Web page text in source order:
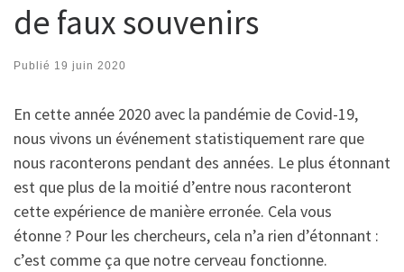
de faux souvenirs
Publié 19 juin 2020
En cette année 2020 avec la pandémie de Covid-19,
nous vivons un événement statistiquement rare que
nous raconterons pendant des années. Le plus étonnant
est que plus de la moitié d’entre nous raconteront
cette expérience de manière erronée. Cela vous
étonne ? Pour les chercheurs, cela n’a rien d’étonnant :
c’est comme ça que notre cerveau fonctionne.